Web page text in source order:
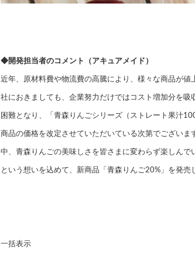
◆開発担当者のコメント（アキュアメイド）
近年、原材料費や物流費の高騰により、様々な商品が値
社におきましても、企業努力だけではコスト増加分を吸
困難となり、「青森りんごシリーズ（ストレート果汁
商品の価格を改定させていただいている次第でございま
中、青森りんごの美味しさを皆さまに変わらず楽しんで
という想いを込めて、新商品「青森りんご20%」を発売
一括表示